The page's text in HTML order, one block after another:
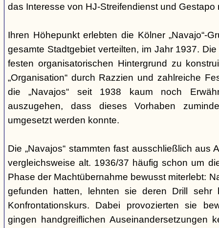
das Interesse von HJ-Streifendienst und Gestapo
Ihren Höhepunkt erlebten die Kölner „Navajo“-
gesamte Stadtgebiet verteilten, im Jahr 1937.
festen organisatorischen Hintergrund zu
„Organisation“ durch Razzien und zahlreiche
die „Navajos“ seit 1938 kaum noch
auszugehen, dass dieses Vorhaben
umgesetzt werden konnte.
Die „Navajos“ stammten fast ausschließlich aus
vergleichsweise alt. 1936/37 häufig schon um
Phase der Machtübernahme bewusst miterlebt:
gefunden hatten, lehnten sie deren Drill
Konfrontationskurs. Dabei provozierten sie
gingen handgreiflichen Auseinandersetzungen